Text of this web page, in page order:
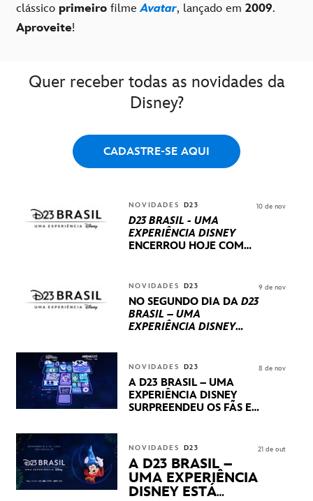
clássico primeiro filmeAvatar, lançado em 2009.
Aproveite!
Quer receber todas as novidades da
Disney?
CADASTRE-SE AQUI
NOVIDADES D23
D23 BRASIL - UMA
EXPERIÊNCIA DISNEY
ENCERROU HOJE COM
INTERNACIONAIS E
PRODUÇÕES BRASILEIRAS
10 de nov
NOVIDADES D23
NO SEGUNDO DIA DA D23
BRASIL – UMA
EXPERIÊNCIA DISNEY
STUDIOS REVELARAM
PRÉVIAS E NOVIDADES
DOS SEUS PRÓXIMOS
LANÇAMENTOS
9 de nov
NOVIDADES D23
A D23 BRASIL – UMA
EXPERIÊNCIA DISNEY
SURPREENDEU OS FÃS EM
APRESENTAÇÕES E
PRODUTOS EXCLUSIVOS
NO TRANSAMÉRICA EXPO
CENTER EM SÃO PAULO
8 de nov
NOVIDADES D23
A D23 BRASIL –
UMA EXPERIÊNCIA
DISNEY ESTÁ
21 de out